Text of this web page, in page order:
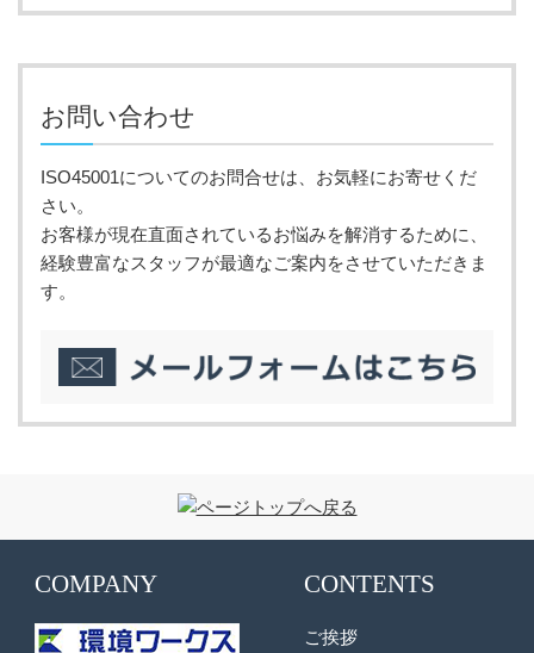
お問い合わせ
ISO45001についてのお問合せは、お気軽にお寄せくだ
さい。
お客様が現在直面されているお悩みを解消するために、
経験豊富なスタッフが最適なご案内をさせていただきま
す。
COMPANY CONTENTS
ご挨拶